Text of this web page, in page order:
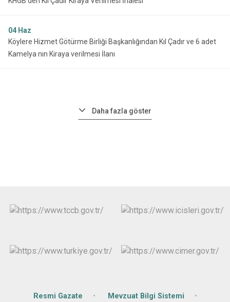
04 Haz
Köylere Hizmet Götürme Birliği Başkanlığından Kıl Çadır ve 6 adet
Kamelya nın Kiraya verilmesi İlanı
Daha fazla göster
Resmi Gazate Mevzuat Bilgi Sistemi